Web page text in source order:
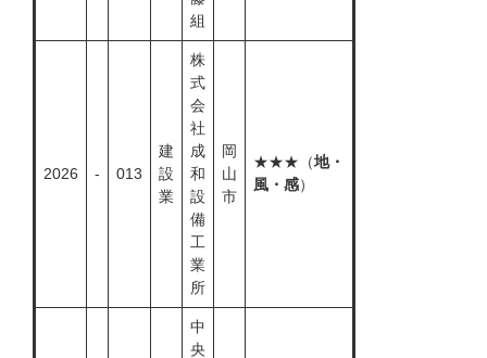
組
2026 - 013
建
設
業
株
式
会
社
成
和
設
備
工
業
所
岡
山
市
★★★（地・
風・感）
中
央